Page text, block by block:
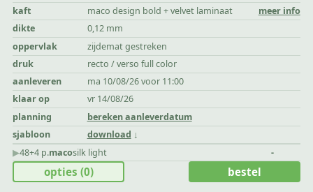
kaft
maco design bold + velvet laminaat
meer info
dikte
0,12 mm
oppervlak
zijdemat gestreken
druk
recto / verso full color
aanleveren
ma 10/08/26 voor 11:00
klaar op
vr 14/08/26
planning
bereken aanleverdatum
sjabloon
download
▶︎48+4 p.macosilk light -
opties (0) bestel